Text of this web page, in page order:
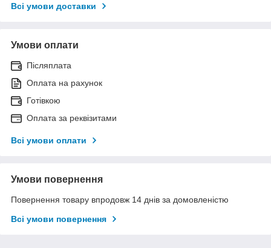
Всі умови доставки
Умови оплати
Післяплата
Оплата на рахунок
Готівкою
Оплата за реквізитами
Всі умови оплати
Умови повернення
Повернення товару впродовж 14 днів за домовленістю
Всі умови повернення